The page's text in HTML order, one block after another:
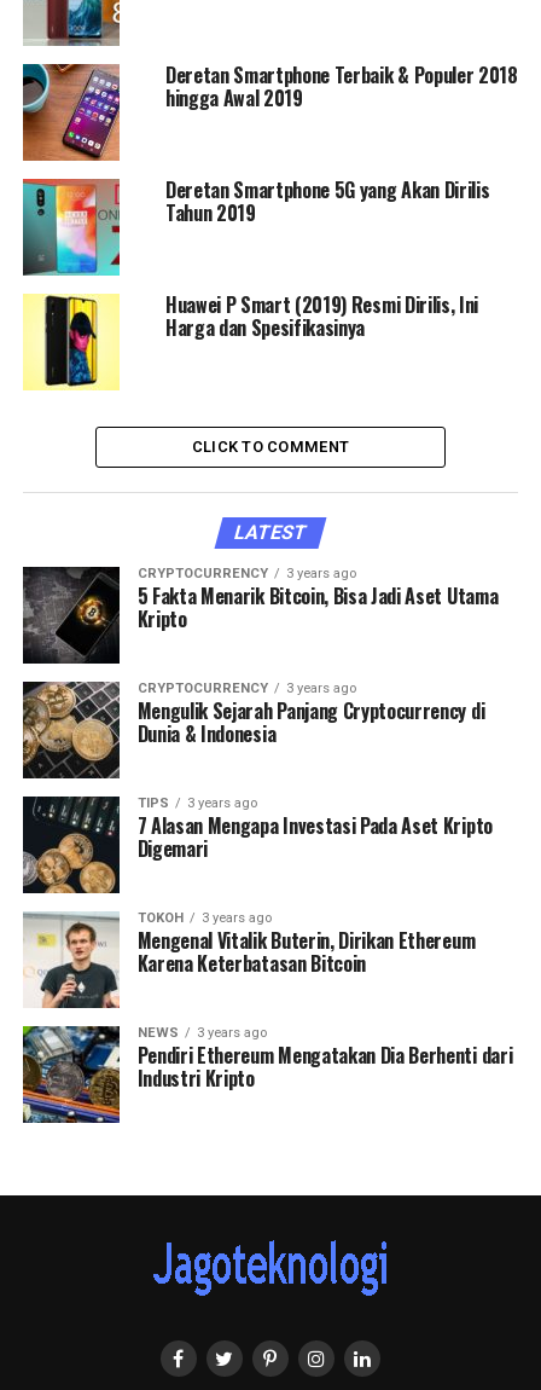
Deretan Smartphone Terbaik & Populer 2018
hingga Awal 2019
Deretan Smartphone 5G yang Akan Dirilis
Tahun 2019
Huawei P Smart (2019) Resmi Dirilis, Ini
Harga dan Spesifikasinya
CLICK TO COMMENT
LATEST
CRYPTOCURRENCY 3 years ago
5 Fakta Menarik Bitcoin, Bisa Jadi Aset Utama
Kripto
CRYPTOCURRENCY 3 years ago
Mengulik Sejarah Panjang Cryptocurrency di
Dunia & Indonesia
TIPS 3 years ago
7 Alasan Mengapa Investasi Pada Aset Kripto
Digemari
TOKOH 3 years ago
Mengenal Vitalik Buterin, Dirikan Ethereum
Karena Keterbatasan Bitcoin
NEWS 3 years ago
Pendiri Ethereum Mengatakan Dia Berhenti dari
Industri Kripto